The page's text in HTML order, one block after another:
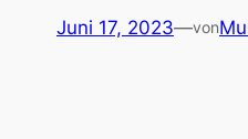
Juni 17, 2023—von